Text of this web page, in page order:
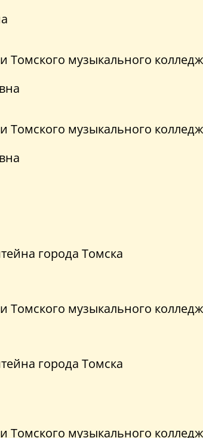
Томского музыкального
Томского музыкального
города Томска
Томского музыкального
города Томска
Томского музыкального